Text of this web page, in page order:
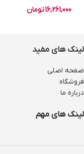
16,261,000تومان
لینک های مفید
صفحه اصلی
فروشگاه
درباره ما
لینک های مهم